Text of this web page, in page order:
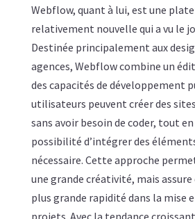
Webflow, quant à lui, est une
relativement nouvelle qui a vu le
Destinée principalement aux
agences, Webflow combine un
des capacités de développement
utilisateurs peuvent créer des
sans avoir besoin de coder, tout
possibilité d’intégrer des
nécessaire. Cette approche
une grande créativité, mais
plus grande rapidité dans la mise